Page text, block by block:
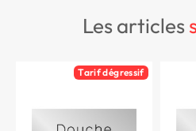
les articles
Tarif dégressif